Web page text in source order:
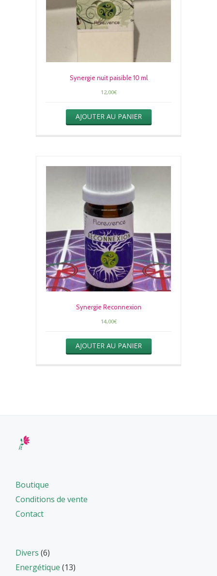
Synergie nuit paisible 10 ml
12,00€
AJOUTER AU PANIER
Synergie Reconnexion
14,00€
AJOUTER AU PANIER
Boutique
Conditions de vente
Contact
Divers (6)
Energétique (13)